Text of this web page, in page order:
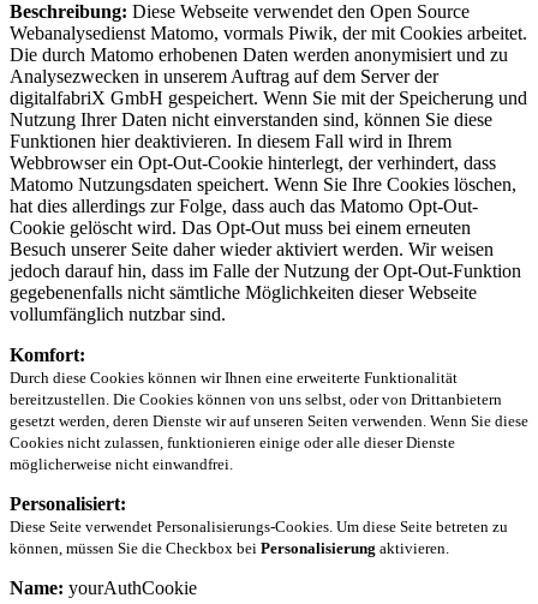
Beschreibung: Diese Webseite verwendet den Open Source
Webanalysedienst Matomo, vormals Piwik, der mit Cookies arbeitet.
Die durch Matomo erhobenen Daten werden anonymisiert und zu
Analysezwecken in unserem Auftrag auf dem Server der
digitalfabriX GmbH gespeichert. Wenn Sie mit der Speicherung und
Nutzung Ihrer Daten nicht einverstanden sind, können Sie diese
Funktionen hier deaktivieren. In diesem Fall wird in Ihrem
Webbrowser ein Opt-Out-Cookie hinterlegt, der verhindert, dass
Matomo Nutzungsdaten speichert. Wenn Sie Ihre Cookies löschen,
hat dies allerdings zur Folge, dass auch das Matomo Opt-Out-
Cookie gelöscht wird. Das Opt-Out muss bei einem erneuten
Besuch unserer Seite daher wieder aktiviert werden. Wir weisen
jedoch darauf hin, dass im Falle der Nutzung der Opt-Out-Funktion
gegebenenfalls nicht sämtliche Möglichkeiten dieser Webseite
vollumfänglich nutzbar sind.
Komfort:
Durch diese Cookies können wir Ihnen eine erweiterte Funktionalität
bereitzustellen. Die Cookies können von uns selbst, oder von Drittanbietern
gesetzt werden, deren Dienste wir auf unseren Seiten verwenden. Wenn Sie diese
Cookies nicht zulassen, funktionieren einige oder alle dieser Dienste
möglicherweise nicht einwandfrei.
Personalisiert:
Diese Seite verwendet Personalisierungs-Cookies. Um diese Seite betreten zu
können, müssen Sie die Checkbox bei Personalisierung aktivieren.
Name: yourAuthCookie